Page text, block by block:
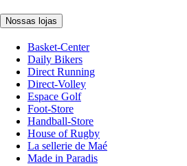
Nossas lojas
Basket-Center
Daily Bikers
Direct Running
Direct-Volley
Espace Golf
Foot-Store
Handball-Store
House of Rugby
La sellerie de Maé
Made in Paradis